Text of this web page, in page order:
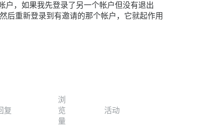
户，如果我先登录了另一个帐户但没有退出
后重新登录到有邀请的那个帐户，它就起作用
复
浏
览
量
活动